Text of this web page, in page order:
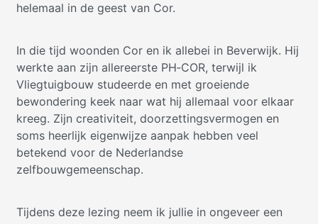
helemaal in de geest van Cor.
In die tijd woonden Cor en ik allebei in Beverwijk. Hij
werkte aan zijn allereerste PH‑COR, terwijl ik
Vliegtuigbouw studeerde en met groeiende
bewondering keek naar wat hij allemaal voor elkaar
kreeg. Zijn creativiteit, doorzettingsvermogen en
soms heerlijk eigenwijze aanpak hebben veel
betekend voor de Nederlandse
zelfbouwgemeenschap.
Tijdens deze lezing neem ik jullie in ongeveer een